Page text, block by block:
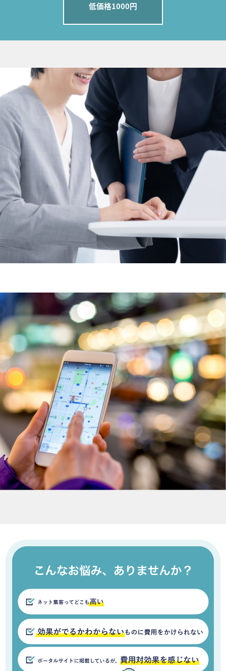
低価格1000円